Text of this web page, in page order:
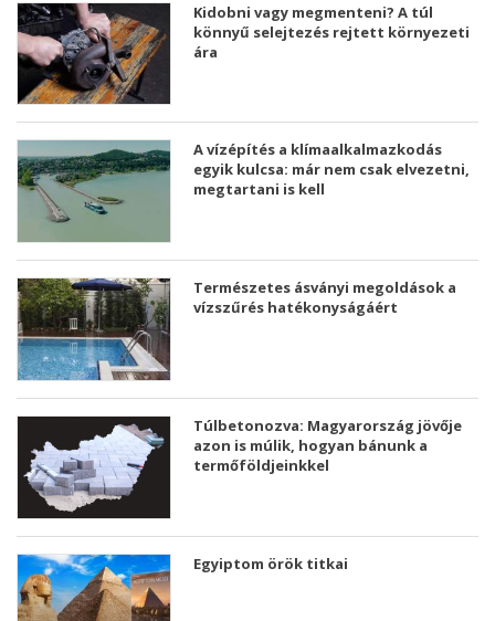
Kidobni vagy megmenteni? A túl
könnyű selejtezés rejtett környezeti
ára
A vízépítés a klímaalkalmazkodás
egyik kulcsa: már nem csak elvezetni,
megtartani is kell
Természetes ásványi megoldások a
vízszűrés hatékonyságáért
Túlbetonozva: Magyarország jövője
azon is múlik, hogyan bánunk a
termőföldjeinkkel
Egyiptom örök titkai